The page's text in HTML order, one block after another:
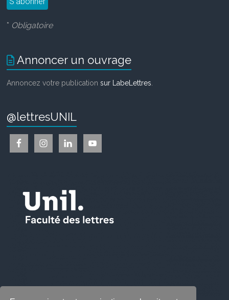
* Obligatoire
Annoncer un ouvrage
Annoncez votre publicationsur LabeLettres
@lettresUNIL